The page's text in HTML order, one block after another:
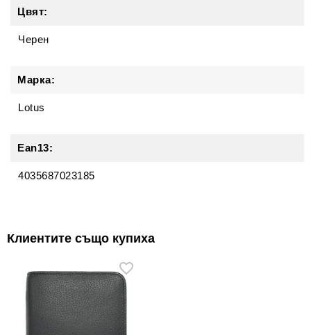
Цвят:
Черен
Марка:
Lotus
Ean13:
4035687023185
Клиентите също купиха